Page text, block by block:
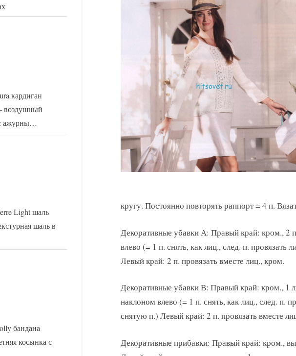
кругу. Постоянно повторять раппорт = 4 п.
Декоративные убавки А: Правый край: кром., 2
влево (= 1 п. снять, как лиц., след. п. провязать
Левый край: 2 п. провязать вместе лиц., кром.
Декоративные убавки В: Правый край: кром., 1
наклоном влево (= 1 п. снять, как лиц., след. п.
снятую п.) Левый край: 2 п. провязать вместе
Декоративные прибавки: Правый край: кром.,
кардиган
воздушный
ажурны…
Light шаль
шаль в
бандана
косынка с